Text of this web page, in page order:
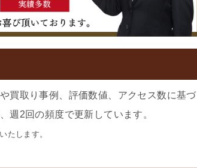
買取り事例、評価数値、アクセス数に基づ
週2回の頻度で更新しています。
たします。